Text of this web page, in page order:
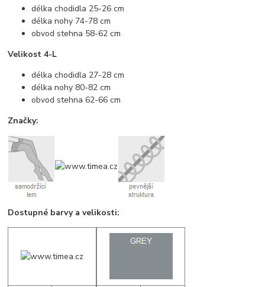
délka chodidla 25-26 cm
délka nohy 74-78 cm
obvod stehna 58-62 cm
Velikost 4-L
délka chodidla 27-28 cm
délka nohy 80-82 cm
obvod stehna 62-66 cm
Značky:
Dostupné barvy a velikosti: